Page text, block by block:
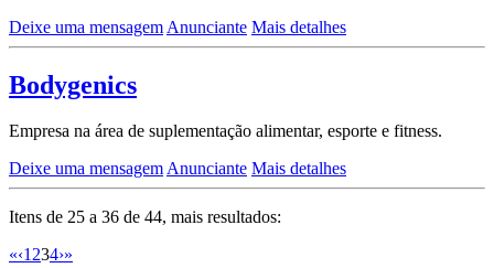
Deixe uma mensagem Anunciante Mais detalhes
Bodygenics
Empresa na área de suplementação alimentar, esporte e fitness.
Deixe uma mensagemAnunciante Mais detalhes
Itens de 25 a 36 de 44, mais resultados:
«‹1234›»